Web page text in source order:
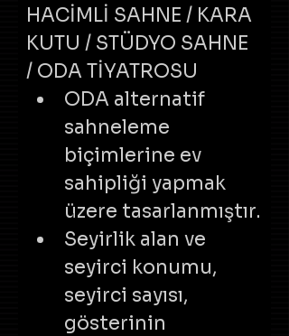
HACİMLİ SAHNE / KARA
KUTU / STÜDYO SAHNE
/ ODA TİYATROSU
ODA alternatif
sahneleme
biçimlerine ev
sahipliği yapmak
üzere tasarlanmıştır.
Seyirlik alan ve
seyirci konumu,
seyirci sayısı,
gösterinin